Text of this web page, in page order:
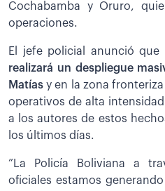
Cochabamba y Oruro,
operaciones.
El jefe policial anunció que
realizará un despliegue
Matías y en la zona
operativos de alta
a los autores de estos
los últimos días.
”La Policía Boliviana a
oficiales estamos